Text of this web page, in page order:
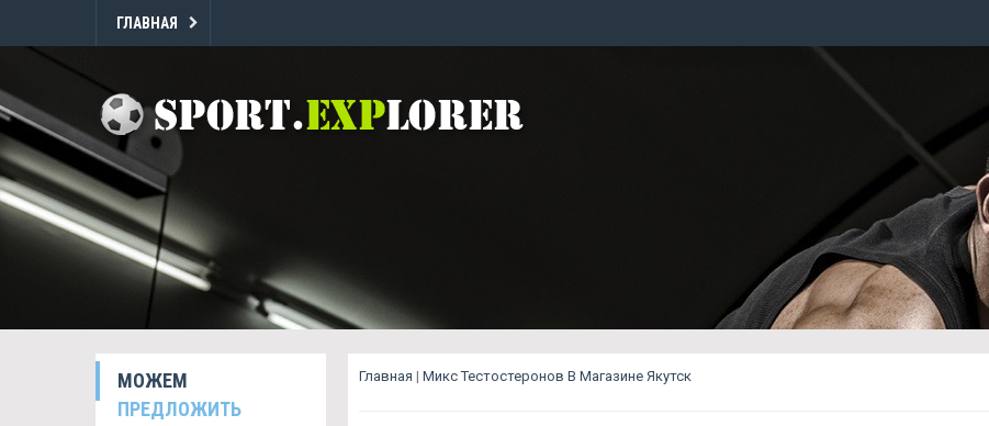
ГЛАВНАЯ
МОЖЕМ
ПРЕДЛОЖИТЬ
Главная | Микс Тестостеронов В Магазине Якутск